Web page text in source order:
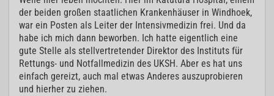
der beiden großen staatlichen Krankenhäuser in Windhoek,
war ein Posten als Leiter der Intensivmedizin frei. Und da
habe ich mich dann beworben. Ich hatte eigentlich eine
gute Stelle als stellvertretender Direktor des Instituts für
Rettungs- und Notfallmedizin des UKSH. Aber es hat uns
einfach gereizt, auch mal etwas Anderes auszuprobieren
und hierher zu ziehen.